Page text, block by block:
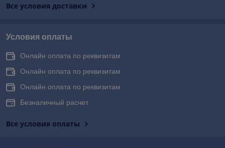
Все условия доставки
Условия оплаты
Онлайн оплата по реквизитам
Онлайн оплата по реквизитам
Онлайн оплата по реквизитам
Безналичный расчет
Все условия оплаты